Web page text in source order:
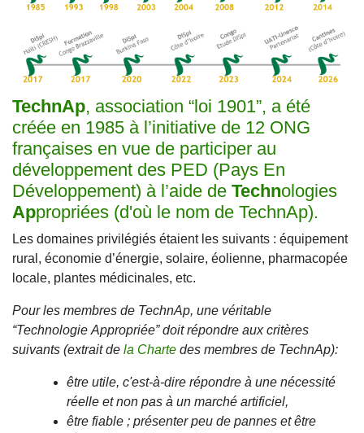
TechnAp, association “loi 1901”, a été
créée en 1985 à l’initiative de 12 ONG
françaises en vue de participer au
développement des PED (Pays En
Développement) à l’aide de Technologies
Appropriées (d'où le nom de TechnAp).
Les domaines privilégiés étaient les suivants : équipement
rural, économie d’énergie, solaire, éolienne, pharmacopée
locale, plantes médicinales, etc.
Pour les membres de TechnAp, une véritable
“Technologie Appropriée” doit répondre aux critères
suivants (extrait de la Charte des membres de TechnAp):
être utile, c'est-à-dire répondre à une nécessité
réelle et non pas à un marché artificiel,
être fiable ; présenter peu de pannes et être